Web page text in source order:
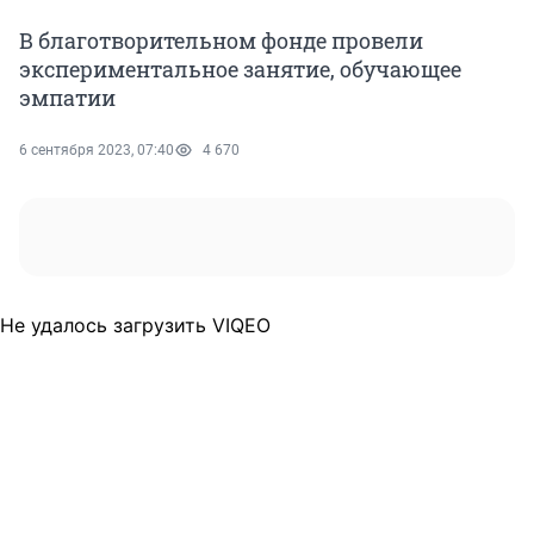
В благотворительном фонде провели
экспериментальное занятие, обучающее
эмпатии
6 сентября 2023, 07:40 4 670
Не удалось загрузить VIQEO